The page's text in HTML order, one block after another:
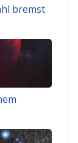
bremst